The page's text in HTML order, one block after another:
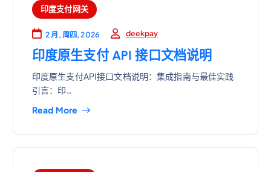
印度支付网关
2 月, 周四, 2026 deekpay
印度原生支付 API 接口文档说明
印度原生支付API接口文档说明：集成指南与最佳实践
引言：印…
Read More